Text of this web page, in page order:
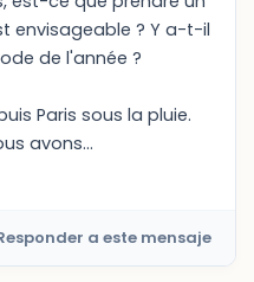
envisageable ? Y a-t-il
de l'année ?
Paris sous la pluie.
avons...
a este mensaje